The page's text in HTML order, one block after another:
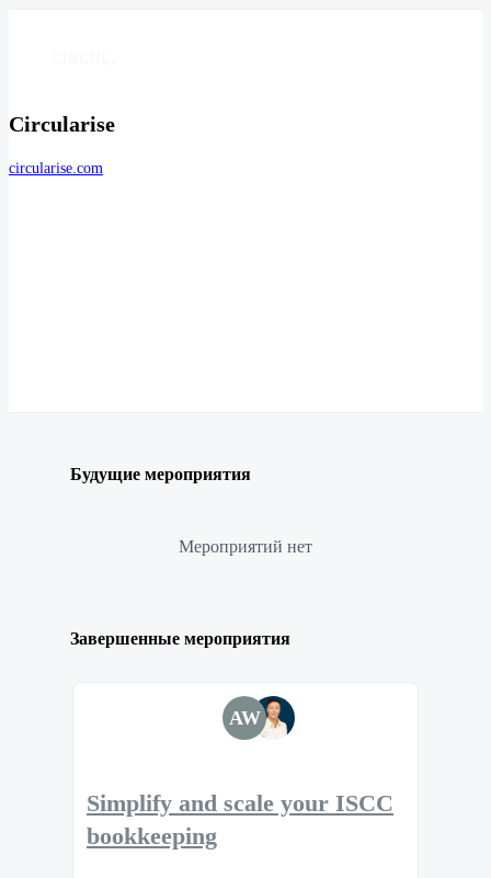
Circularise
circularise.com
Будущие мероприятия
Мероприятий нет
Завершенные мероприятия
AW
Simplify and scale your ISCC
bookkeeping